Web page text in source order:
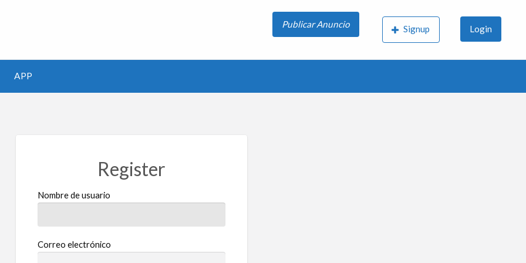
Publicar Anuncio Signup Login
APP
Register
Nombre de usuario
Correo electrónico